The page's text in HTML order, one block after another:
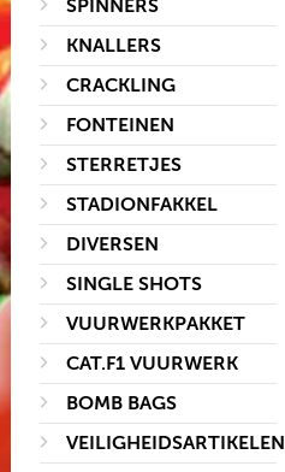
SPINNERS
KNALLERS
CRACKLING
FONTEINEN
STERRETJES
STADIONFAKKEL
DIVERSEN
SINGLE SHOTS
VUURWERKPAKKET
CAT.F1 VUURWERK
BOMB BAGS
VEILIGHEIDSARTIKELEN